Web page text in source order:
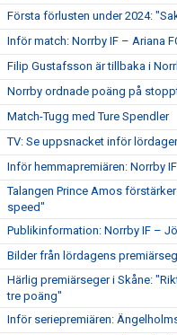
Första förlusten under 2024:
Inför match: Norrby IF – Ariana
Filip Gustafsson är tillbaka i
Norrby ordnade poäng på
Match-Tugg med Ture Spendler
TV: Se uppsnacket inför
Inför hemmapremiären: Norrby
Talangen Prince Amos
speed"
Publikinformation: Norrby IF –
Bilder från lördagens
Härlig premiärseger i Skåne:
tre poäng"
Inför seriepremiären: